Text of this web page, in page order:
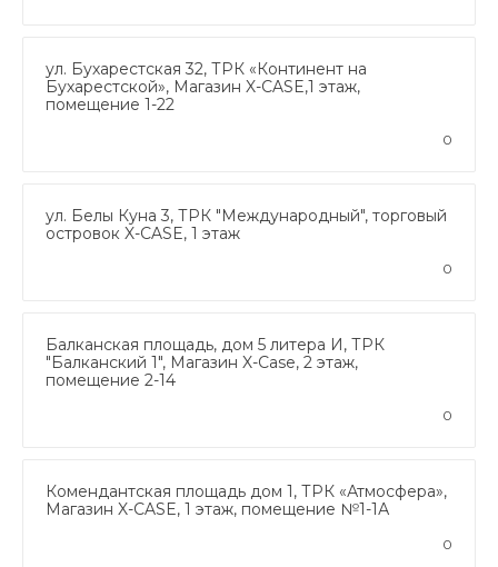
ул. Бухарестская 32, ТРК «Континент на
Бухарестской», Магазин X-CASE,1 этаж,
помещение 1-22
0
ул. Белы Куна 3, ТРК "Международный", торговый
островок X-CASE, 1 этаж
0
Балканская площадь, дом 5 литера И, ТРК
"Балканский 1", Магазин X-Case, 2 этаж,
помещение 2-14
0
Комендантская площадь дом 1, ТРК «Атмосфера»,
Магазин X-CASE, 1 этаж, помещение №1-1А
0